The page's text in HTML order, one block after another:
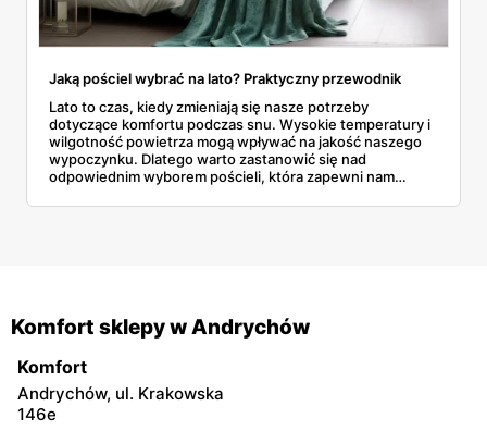
Jaką pościel wybrać na lato? Praktyczny przewodnik
Lato to czas, kiedy zmieniają się nasze potrzeby
dotyczące komfortu podczas snu. Wysokie temperatury i
wilgotność powietrza mogą wpływać na jakość naszego
wypoczynku. Dlatego warto zastanowić się nad
odpowiednim wyborem pościeli, która zapewni nam
Komfort sklepy w Andrychów
Komfort
Andrychów, ul. Krakowska
146e